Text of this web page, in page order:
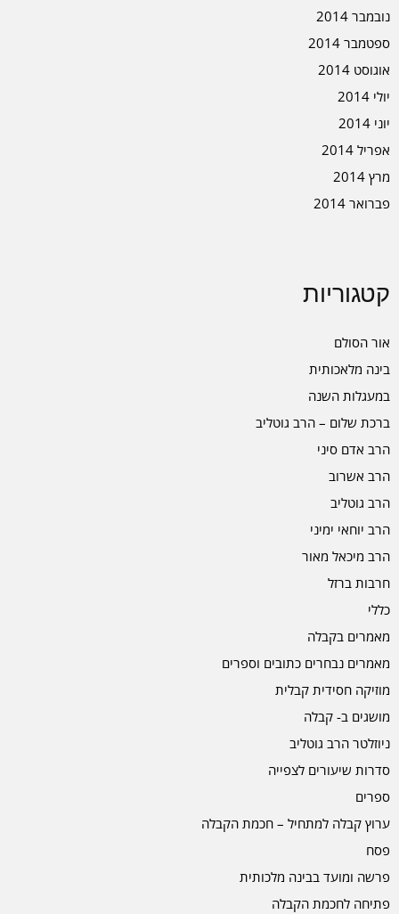
נובמבר 2014
ספטמבר 2014
אוגוסט 2014
יולי 2014
יוני 2014
אפריל 2014
מרץ 2014
פברואר 2014
קטגוריות
אור הסולם
בינה מלאכותית
במעגלות השנה
ברכת שלום – הרב גוטליב
הרב אדם סיני
הרב אשרוב
הרב גוטליב
הרב יוחאי ימיני
הרב מיכאל מאור
חרבות ברזל
כללי
מאמרים בקבלה
מאמרים נבחרים כתובים וספרים
מוזיקה חסידית קבלית
מושגים ב- קבלה
ניוזלטר הרב גוטליב
סדרות שיעורים לצפייה
ספרים
ערוץ קבלה למתחיל – חכמת הקבלה
פסח
פרשה ומועד בבינה מלכותית
פתיחה לחכמת הקבלה